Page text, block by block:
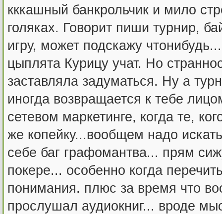
кккашный банкрольчик и мило
голяках. Говорит пиши турнир,
игру, может подскажу
цыплята Курицу учат. Но
заставляла задуматься. Ну а
иногда возвращается к тебе
сетевом маркетинге, когда те,
же копейку...вообщем надо
себе баг графомантва... прям
покере... особенно когда
понимания. плюс за время что
прослушал аудиокниг... вроде